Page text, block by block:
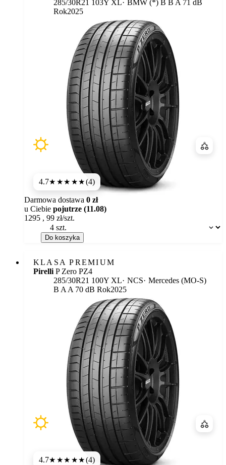
285/30R21 103Y XL
BMW (*) Etykieta:
B B A 71 dB
Rok2025
4.7★★★★★(4)
Dostępność:
Darmowa dostawa 0 zł
u Ciebie pojutrze (11.08)
1295 , 99 zł/szt.
Do koszyka
KLASA PREMIUM
Pirelli P Zero PZ4
285/30R21 100Y XL
NCS Mercedes (MO-S)
B A A 70 dB Rok2025
4.7★★★★★(4)